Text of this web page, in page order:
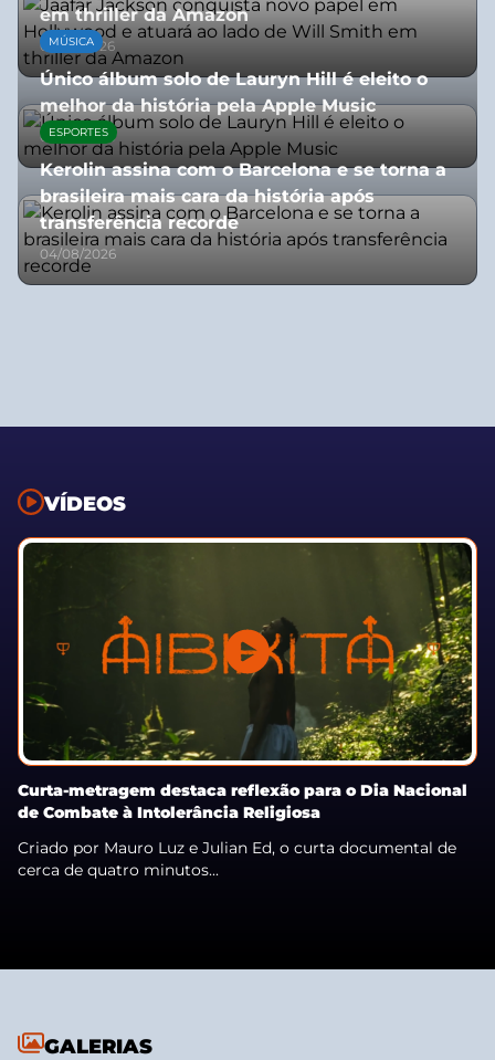
em thriller da Amazon
06/08/2026
MÚSICA
Único álbum solo de Lauryn Hill é eleito o
melhor da história pela Apple Music
06/08/2026
ESPORTES
Kerolin assina com o Barcelona e se torna a
brasileira mais cara da história após
transferência recorde
04/08/2026
VÍDEOS
Curta-metragem destaca reflexão para o Dia Nacional
de Combate à Intolerância Religiosa
Criado por Mauro Luz e Julian Ed, o curta documental de
cerca de quatro minutos...
GALERIAS